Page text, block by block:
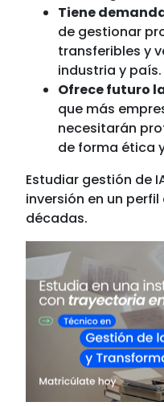
Tiene
de gestionar
transferibles y
industria y país.
Ofrece futuro
que más
necesitarán
de forma ética
Estudiar gestión de
inversión en un
décadas.